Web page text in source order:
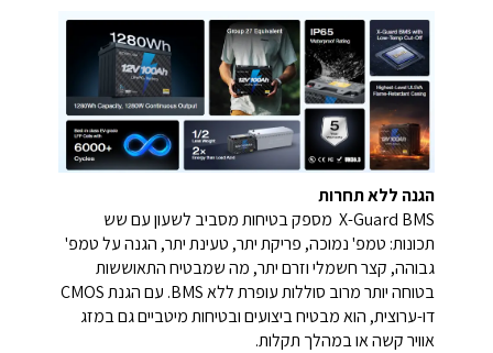
הגנה ללא תחרות
X-Guard BMS מספק בטיחות מסביב לשעון עם שש
תכונות: טמפ' נמוכה, פריקת יתר, טעינת יתר, הגנה על טמפ'
גבוהה, קצר חשמלי וזרם יתר, מה שמבטיח התאוששות
בטוחה יותר מרוב סוללות עופרת ללא BMS. עם הגנת CMOS
דו-ערוצית, הוא מבטיח ביצועים ובטיחות מיטביים גם במזג
אוויר קשה או במהלך תקלות.